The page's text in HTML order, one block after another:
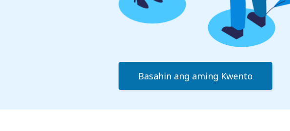
Basahin ang aming Kwento